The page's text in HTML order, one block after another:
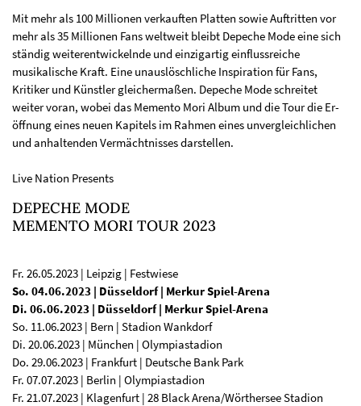
Mit mehr als 100 Millionen verkauften Platten sowie Auftritten vor
mehr als 35 Millionen Fans weltweit bleibt Depeche Mode eine sich
ständig weiterentwickelnde und einzigartig einflussreiche
musikalische Kraft. Eine unauslöschliche Inspiration für Fans,
Kritiker und Künstler gleichermaßen. Depeche Mode schreitet
weiter voran, wobei das Memento Mori Album und die Tour die Er-
öffnung eines neuen Kapitels im Rahmen eines unvergleichlichen
und anhaltenden Vermächtnisses darstellen.
Live Nation Presents
DEPECHE MODE
MEMENTO MORI TOUR 2023
Fr. 26.05.2023 | Leipzig | Festwiese
So. 04.06.2023 | Düsseldorf | Merkur Spiel-Arena
Di. 06.06.2023 | Düsseldorf | Merkur Spiel-Arena
So. 11.06.2023 | Bern | Stadion Wankdorf
Di. 20.06.2023 | München | Olympiastadion
Do. 29.06.2023 | Frankfurt | Deutsche Bank Park
Fr. 07.07.2023 | Berlin | Olympiastadion
Fr. 21.07.2023 | Klagenfurt | 28 Black Arena/Wörthersee Stadion